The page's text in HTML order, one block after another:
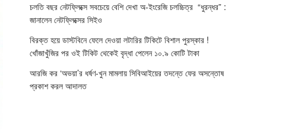
চলতি বছর নেটফ্লিক্সে সবচেয়ে বেশি দেখা অ-ইংরেজি চলচ্চিত্র “ধুরন্ধর” :
জানালেন নেটফ্লিক্সের সিইও
বিরক্ত হয়ে ডাস্টবিনে ফেলে দেওয়া লটারির টিকিটে বিশাল পুরস্কার !
খোঁজাখুঁজির পর ওই টিকিট থেকেই বৃদ্ধা পেলেন ১০.৯ কোটি টাকা
আরজি কর ‘অভয়া’র ধর্ষণ-খুন মামলায় সিবিআইয়ের তদন্তে ফের অসন্তোষ
প্রকাশ করল আদালত